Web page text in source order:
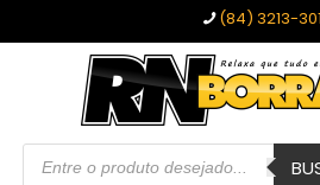
(84) 3213-
Pesquisar
produtos